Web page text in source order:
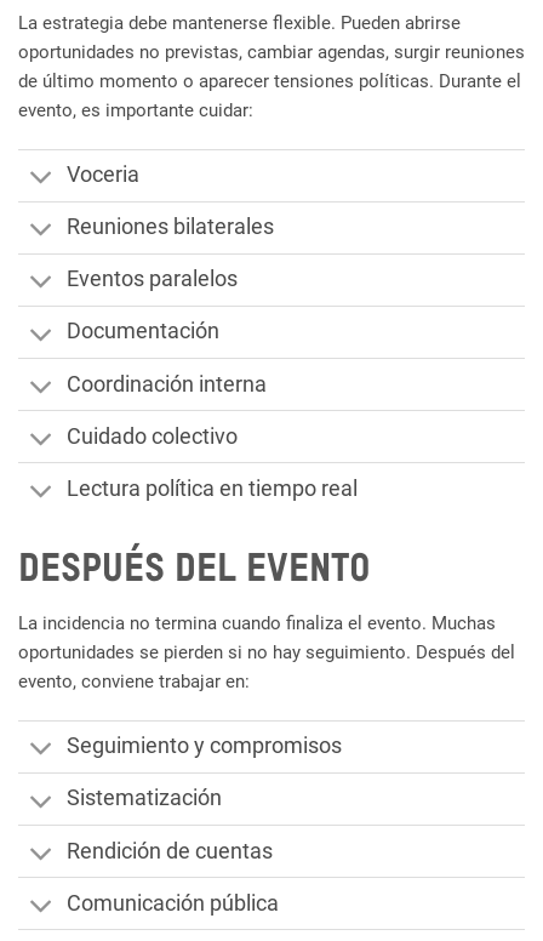
La estrategia debe mantenerse flexible. Pueden abrirse
oportunidades no previstas, cambiar agendas, surgir reuniones
de último momento o aparecer tensiones políticas. Durante el
evento, es importante cuidar:
Voceria
Reuniones bilaterales
Eventos paralelos
Documentación
Coordinación interna
Cuidado colectivo
Lectura política en tiempo real
Después del evento
La incidencia no termina cuando finaliza el evento. Muchas
oportunidades se pierden si no hay seguimiento. Después del
evento, conviene trabajar en:
Seguimiento y compromisos
Sistematización
Rendición de cuentas
Comunicación pública